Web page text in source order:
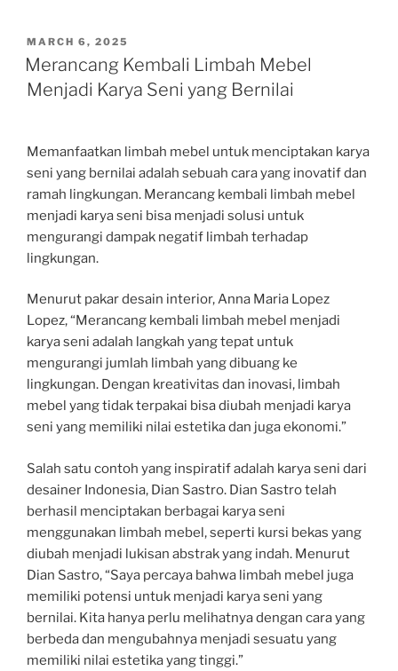
POSTED
ON
MARCH 6, 2025
Merancang Kembali Limbah Mebel
Menjadi Karya Seni yang Bernilai
Memanfaatkan limbah mebel untuk menciptakan karya
seni yang bernilai adalah sebuah cara yang inovatif dan
ramah lingkungan. Merancang kembali limbah mebel
menjadi karya seni bisa menjadi solusi untuk
mengurangi dampak negatif limbah terhadap
lingkungan.
Menurut pakar desain interior, Anna Maria Lopez
Lopez, “Merancang kembali limbah mebel menjadi
karya seni adalah langkah yang tepat untuk
mengurangi jumlah limbah yang dibuang ke
lingkungan. Dengan kreativitas dan inovasi, limbah
mebel yang tidak terpakai bisa diubah menjadi karya
seni yang memiliki nilai estetika dan juga ekonomi.”
Salah satu contoh yang inspiratif adalah karya seni dari
desainer Indonesia, Dian Sastro. Dian Sastro telah
berhasil menciptakan berbagai karya seni
menggunakan limbah mebel, seperti kursi bekas yang
diubah menjadi lukisan abstrak yang indah. Menurut
Dian Sastro, “Saya percaya bahwa limbah mebel juga
memiliki potensi untuk menjadi karya seni yang
bernilai. Kita hanya perlu melihatnya dengan cara yang
berbeda dan mengubahnya menjadi sesuatu yang
memiliki nilai estetika yang tinggi.”